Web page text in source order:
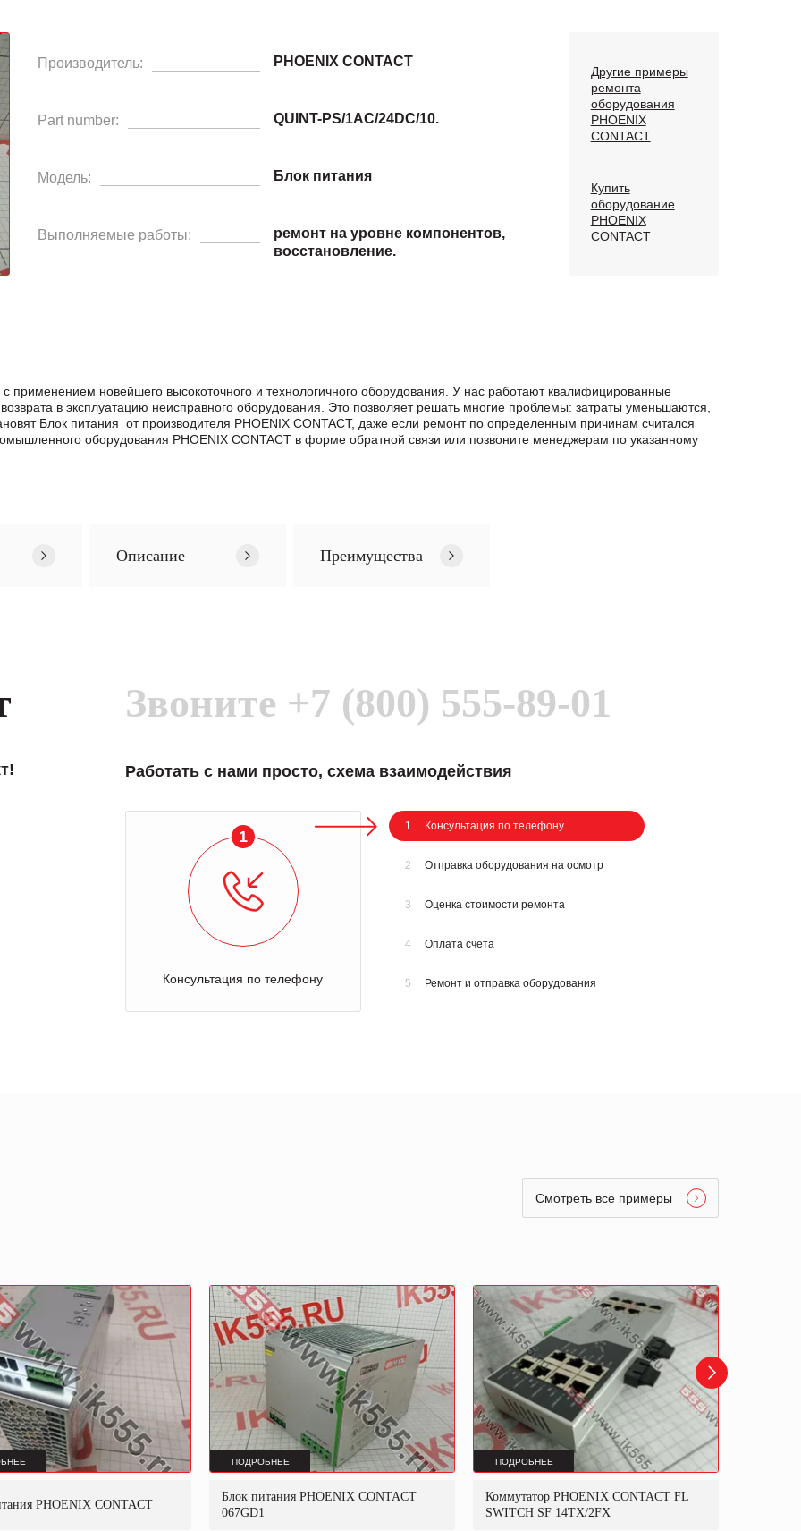
Производитель: PHOENIX CONTACT
Part number: QUINT-PS/1AC/24DC/10.
Модель: Блок питания
Выполняемые работы:
ремонт на уровне компонентов,
восстановление.
Другие примеры
ремонта
оборудования
PHOENIX
CONTACT
Купить
оборудование
PHOENIX
CONTACT
применением новейшего высокоточного и технологичного оборудования. У нас работают квалифицированные
в эксплуатацию неисправного оборудования. Это позволяет решать многие проблемы: затраты уменьшаются,
Блок питания от производителя PHOENIX CONTACT, даже если ремонт по определенным причинам считался
оборудования PHOENIX CONTACT в формe обратной связи или позвоните менеджерам по указанному
Описание Преимущества
Звоните +7 (800) 555-89-01
Работать с нами просто, схема взаимодействия
1
Консультация по телефону
1 Консультация по телефону
2 Отправка оборудования на осмотр
3 Оценка стоимости ремонта
4 Оплата счета
5 Ремонт и отправка оборудования
Смотреть все примеры
PHOENIX CONTACT
ПОДРОБНЕЕ
Блок питания PHOENIX CONTACT
067GD1
ПОДРОБНЕЕ
Коммутатор PHOENIX CONTACT FL
SWITCH SF 14TX/2FX